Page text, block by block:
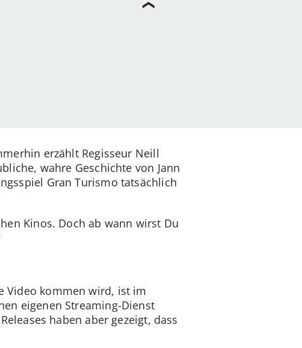
erzählt Regisseur Neill
wahre Geschichte von Jann
Gran Turismo tatsächlich
Kinos. Doch ab wann wirst Du
Video kommen wird, ist im
eigenen Streaming-Dienst
haben aber gezeigt, dass